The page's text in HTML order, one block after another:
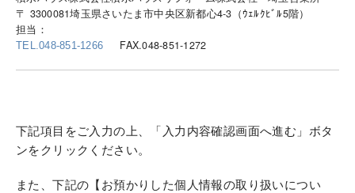
〒 3300081埼玉県さいたま市中央区新都心4-3（ｳｪﾙｸﾋﾞﾙ5階）
担当：
TEL.048-851-1266 FAX.048-851-1272
下記項目をご入力の上、「入力内容確認画面へ進む」ボタ
ンをクリックください。
また、下記の【お預かりした個人情報の取り扱いについ